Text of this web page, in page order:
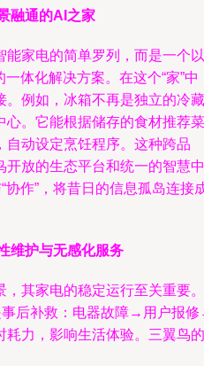
融通的AI之家
能家电的简单罗列，而是一个以
体化解决方案。在这个“家”中
。例如，冰箱不再是独立的冷藏
心。它能根据储存的食材推荐菜
动设定烹饪程序。这种跨品
开放的生态平台和统一的智慧中
协作”，将昔日的信息孤岛连接
维护与无感化服务
，其家电的稳定运行至关重要。
事后补救：电器故障→用户报
力，影响生活体验。三翼鸟的